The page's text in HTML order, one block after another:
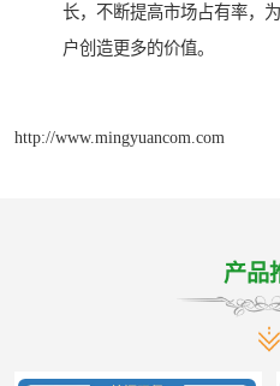
长，不断提高市场占有率，
户创造更多的价值。
http://www.mingyuancom.com
产品